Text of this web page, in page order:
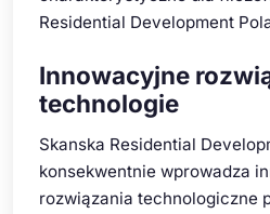
Residential Development
Innowacyjne
technologie
Skanska Residential
konsekwentnie wprowadza
rozwiązania technologiczne